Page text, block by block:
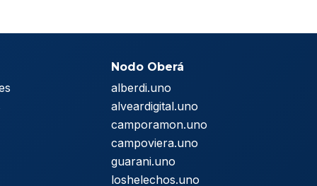
Nodo Oberá
alberdi.uno
alveardigital.uno
camporamon.uno
campoviera.uno
guarani.uno
loshelechos.uno